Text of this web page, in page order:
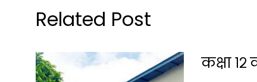
Related Post
कक्षा १२